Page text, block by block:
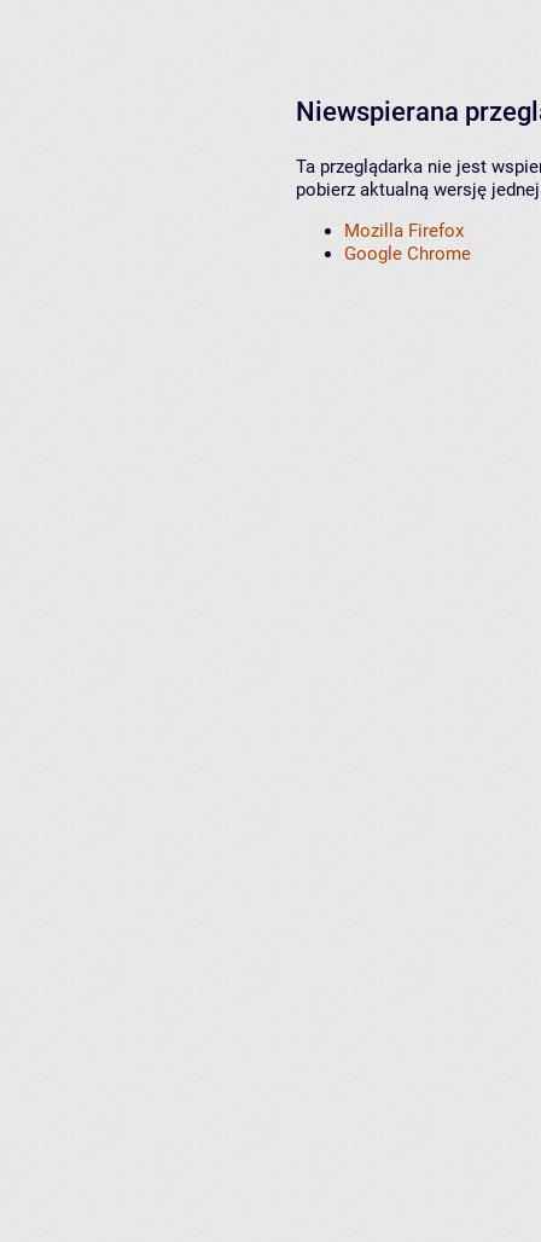
Niewspierana
Ta przeglądarka nie jest
pobierz aktualną wersję
Mozilla Firefox
Google Chrome